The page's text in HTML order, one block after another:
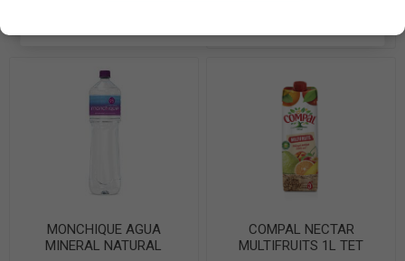
Produit en rupture
MONCHIQUE AGUA
MINERAL NATURAL
COMPAL NECTAR
MULTIFRUITS 1L TET